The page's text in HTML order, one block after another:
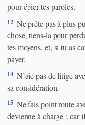
pour épier tes paroles.
12 Ne prête pas à plus
chose, tiens-la pour
tes moyens, et, si tu as
payer.
14 N’aie pas de litige
sa considération.
15 Ne fais point route
devienne à charge ; car